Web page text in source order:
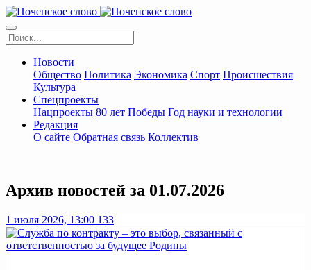
Новости
Общество Политика Экономика Спорт Происшествия
Культура
Спецпроекты
Нацпроекты 80 лет Победы Год науки и технологии
Редакция
О сайте Обратная связь Коллектив
Архив новостей за 01.07.2026
1 июля 2026, 13:00 133